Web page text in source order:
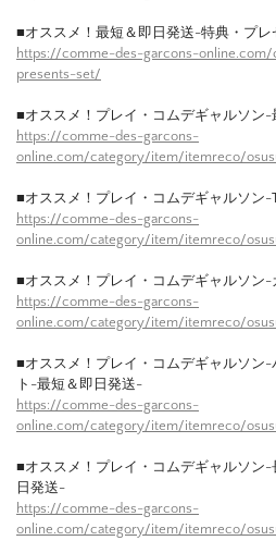
■オススメ！最短＆即日発送-特典・プ
https://comme-des-garcons-
presents-set/
■オススメ！プレイ・コムデギャルソン
https://comme-des-garcons-
online.com/category/item/itemreco/
■オススメ！プレイ・コムデギャルソン
https://comme-des-garcons-
online.com/category/item/itemreco/
■オススメ！プレイ・コムデギャルソン
https://comme-des-garcons-
online.com/category/item/itemreco/
■オススメ！プレイ・コムデギャルソン-
ト-最短＆即日発送-
https://comme-des-garcons-
online.com/category/item/itemreco/
■オススメ！プレイ・コムデギャルソン
日発送-
https://comme-des-garcons-
online.com/category/item/itemreco/